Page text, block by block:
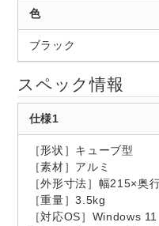
色
ブラック
スペック情報
仕様1
［形状］キューブ型
［素材］アルミ
［外形寸法］幅215×奥
［重量］3.5kg
［対応OS］Windows